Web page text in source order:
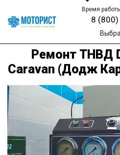
Время
8
Ремонт ТНВД
Caravan (Додж